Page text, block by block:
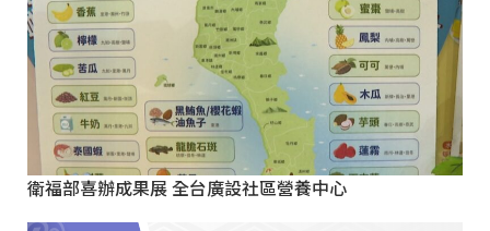
衛福部喜辦成果展 全台廣設社區營養中心